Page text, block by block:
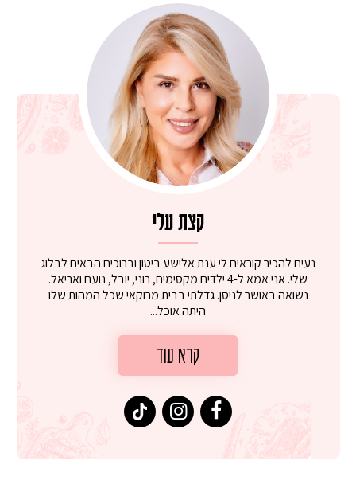
קצת עלי
נעים להכיר קוראים לי ענת אלישע ביטון וברוכים הבאים לבלוג
שלי. אני אמא ל-4 ילדים מקסימים, רוני, יובל, נועם ואריאל.
נשואה באושר לניסן. גדלתי בבית מרוקאי שכל המהות שלו
היתה אוכל...
קרא עוד